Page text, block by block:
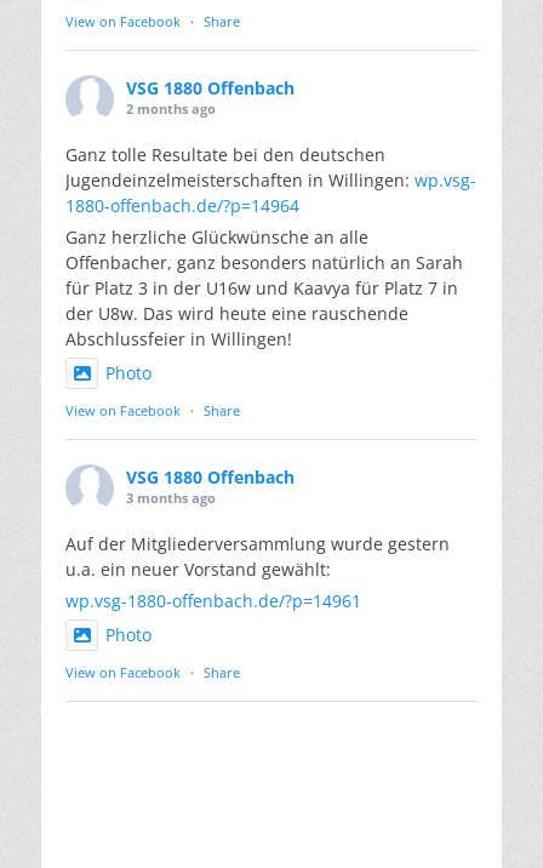
View on Facebook · Share
VSG 1880 Offenbach
2 months ago
Ganz tolle Resultate bei den deutschen
Jugendeinzelmeisterschaften in Willingen: wp.vsg-
1880-offenbach.de/?p=14964
Ganz herzliche Glückwünsche an alle
Offenbacher, ganz besonders natürlich an Sarah
für Platz 3 in der U16w und Kaavya für Platz 7 in
der U8w. Das wird heute eine rauschende
Abschlussfeier in Willingen!
Photo
View on Facebook · Share
VSG 1880 Offenbach
3 months ago
Auf der Mitgliederversammlung wurde gestern
u.a. ein neuer Vorstand gewählt:
wp.vsg-1880-offenbach.de/?p=14961
Photo
View on Facebook · Share